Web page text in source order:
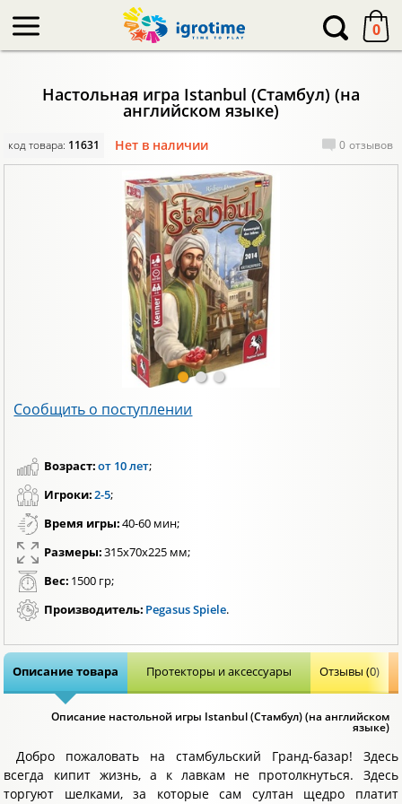
0
Настольная игра Istanbul (Стамбул) (на
английском языке)
код товара: 11631 Нет в наличии 0 отзывов
Сообщить о поступлении
Возраст:от 10 лет;
Игроки:2-5;
Время игры:40-60 мин;
Размеры:315х70х225 мм;
Вес: 1500 гр;
Производитель: Pegasus Spiele.
Описание товара Протекторы и аксессуары Отзывы (0)
Описание настольной игры Istanbul (Стамбул) (на английском
языке)
Добро пожаловать на стамбульский Гранд-базар! Здесь
всегда кипит жизнь, а к лавкам не протолкнуться. Здесь
торгуют шелками, за которые сам султан щедро платит